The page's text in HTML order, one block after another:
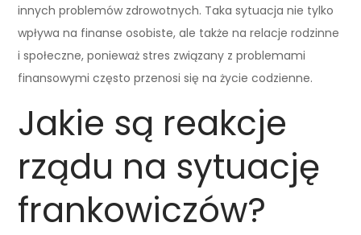
innych problemów zdrowotnych. Taka sytuacja nie tylko
wpływa na finanse osobiste, ale także na relacje rodzinne
i społeczne, ponieważ stres związany z problemami
finansowymi często przenosi się na życie codzienne.
Jakie są reakcje
rządu na sytuację
frankowiczów?